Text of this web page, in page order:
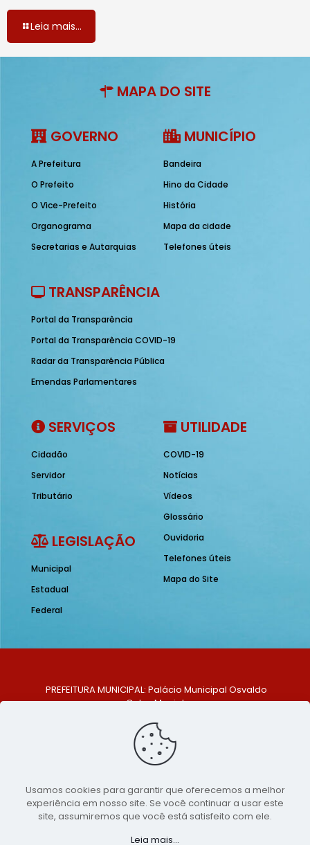
Leia mais...
MAPA DO SITE
GOVERNO
A Prefeitura
O Prefeito
O Vice-Prefeito
Organograma
Secretarias e Autarquias
MUNICÍPIO
Bandeira
Hino da Cidade
História
Mapa da cidade
Telefones úteis
TRANSPARÊNCIA
Portal da Transparência
Portal da Transparência COVID-19
Radar da Transparência Pública
Emendas Parlamentares
SERVIÇOS
Cidadão
Servidor
Tributário
LEGISLAÇÃO
Municipal
Estadual
Federal
UTILIDADE
COVID-19
Notícias
Vídeos
Glossário
Ouvidoria
Telefones úteis
Mapa do Site
PREFEITURA MUNICIPAL: Palácio Municipal Osvaldo
Celso Maciel
Centro, São Bento do Una - PE. CEP: 553370-128
TELEFONE: (81) 99548-1569
E-MAIL: ouvidoria@saobentodouna.pe.gov.br
Copyright 2021-2026 - Assessoria de Comunicação da
Prefeitura de São Bento do Una - PE
Usamos cookies para garantir que oferecemos a melhor
experiência em nosso site. Se você continuar a usar este
site, assumiremos que você está satisfeito com ele.
Leia mais...